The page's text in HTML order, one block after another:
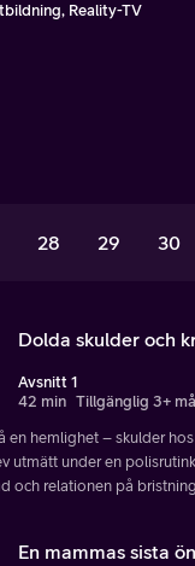
Reality-TV
28 29 30
Dolda skulder och
Avsnitt 1
42 min Tillgänglig 3+
en hemlighet – skulder
utmätt under en
och relationen på
En mammas sista